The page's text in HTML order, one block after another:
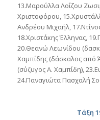
13.Μαρούλλα Λοΐζου
Χριστοφόρου,
Ανδρέου Μιχαήλ,
18.Χριστάκης Έλληνας,
20.Θεανώ Λεωνίδου
Χαμπίδης (δάσκαλος από
(σύζυγος Α. Χαμπίδη),
24.Παναγιώτα Πασχαλή
Τάξη